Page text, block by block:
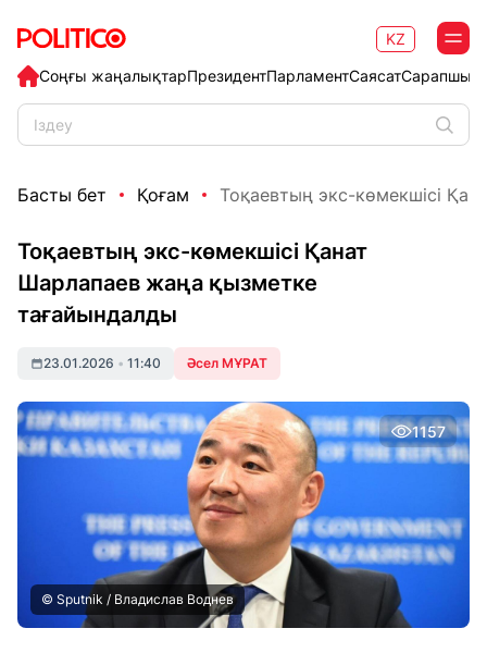
Соңғы жаңалықтарПрезидентПарламентСаясат
KZ
Басты бет Қоғам Тоқаевтың экс-көмекшісі
Тоқаевтың экс-көмекшісі Қанат
Шарлапаев жаңа қызметке
тағайындалды
23.01.2026 • 11:40 Әсел МҰРАТ
1157
© Sputnik / Владислав Воднев